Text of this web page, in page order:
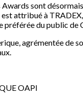
sont
attribué à
du public de
agrémentée de
OAPI